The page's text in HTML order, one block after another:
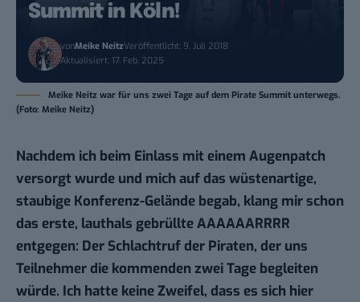
Summit in Köln!
vonMeike NeitzVeröffentlicht: 9. Juli 2018
Aktualisiert: 17. Feb. 2025
Meike Neitz war für uns zwei Tage auf dem Pirate Summit unterwegs.
(Foto: Meike Neitz)
Nachdem ich beim Einlass mit einem Augenpatch
versorgt wurde und mich auf das wüstenartige,
staubige Konferenz-Gelände begab, klang mir schon
das erste, lauthals gebrüllte AAAAAARRRR
entgegen: Der Schlachtruf der Piraten, der uns
Teilnehmer die kommenden zwei Tage begleiten
würde. Ich hatte keine Zweifel, dass es sich hier